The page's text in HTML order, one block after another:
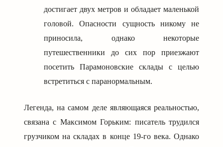
достигает двух метров и обладает маленькой
головой. Опасности сущность никому не
приносила, однако некоторые
путешественники до сих пор приезжают
посетить Парамоновские склады с целью
встретиться с паранормальным.
Легенда, на самом деле являющаяся реальностью,
связана с Максимом Горьким: писатель трудился
грузчиком на складах в конце 19-го века. Однако